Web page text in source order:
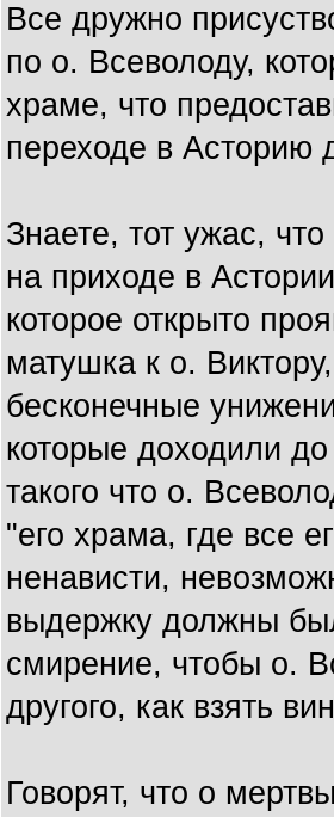
Все дружно
по о. Всеволоду,
храме, что
переходе в Асторию
Знаете, тот ужас,
на приходе в
которое открыто
матушка к о.
бесконечные
которые доходили
такого что о.
"его храма, где все
ненависти,
выдержку должны
смирение, чтобы о.
другого, как взять
Говорят, что о